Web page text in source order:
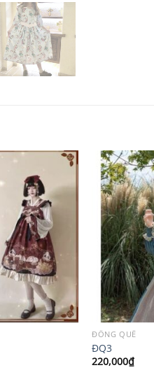
ĐỒNG QUÊ
ĐQ3
220,000₫